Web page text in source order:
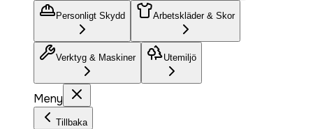
Personligt Skydd Arbetskläder & Skor
Verktyg & Maskiner Utemiljö
Meny
Tillbaka